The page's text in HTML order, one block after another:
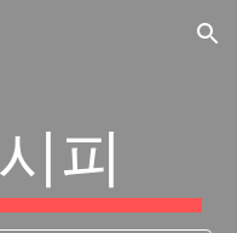
Skip to navigation
피